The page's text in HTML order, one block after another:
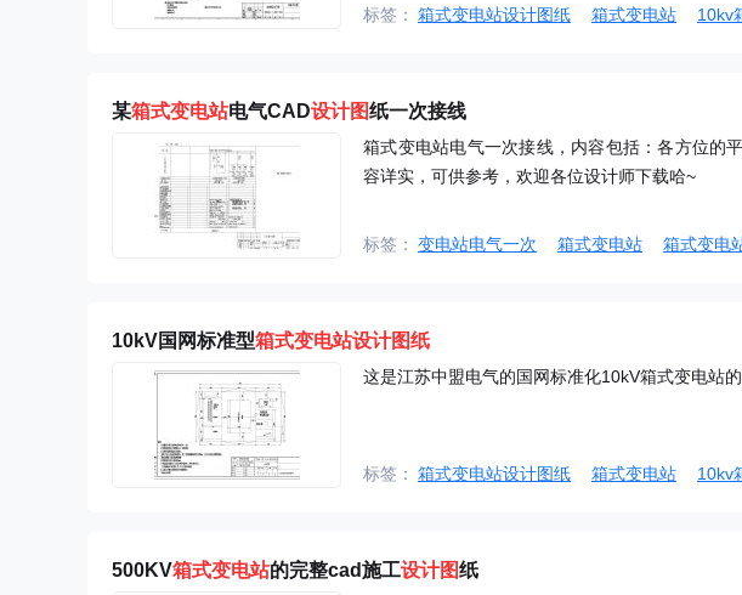
标签： 箱式变电站设计图纸 箱式变电站 10kv
某箱式变电站电气CAD设计图纸一次接线
箱式变电站电气一次接线，内容包括：各方位的
容详实，可供参考，欢迎各位设计师下载哈~
标签： 变电站电气一次 箱式变电站 箱式变电
10kV国网标准型箱式变电站设计图纸
这是江苏中盟电气的国网标准化10kV箱式变电站
标签： 箱式变电站设计图纸 箱式变电站 10kv
500KV箱式变电站的完整cad施工设计图纸